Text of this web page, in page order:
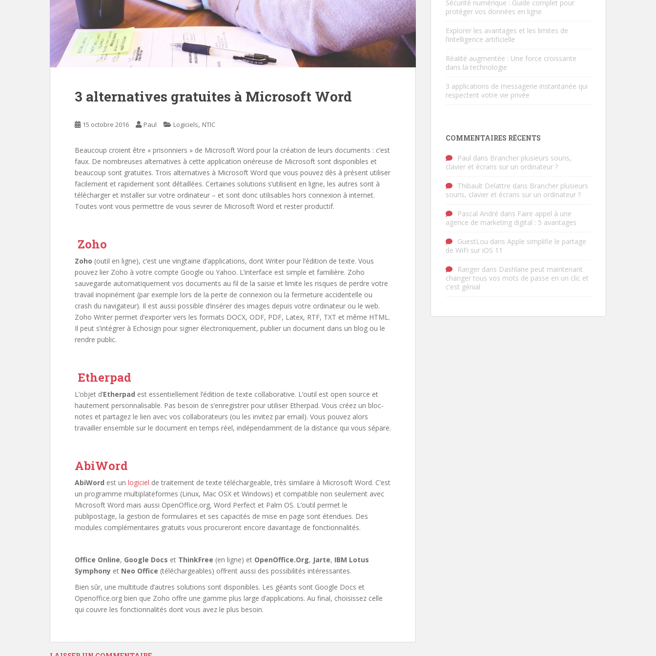
3 alternatives gratuites à Microsoft Word
15 octobre 2016 Paul Logiciels, NTIC
Beaucoup croient être « prisonniers » de Microsoft Word pour la création de leurs documents : c’est
faux. De nombreuses alternatives à cette application onéreuse de Microsoft sont disponibles et
beaucoup sont gratuites. Trois alternatives à Microsoft Word que vous pouvez dès à présent utiliser
facilement et rapidement sont détaillées. Certaines solutions s’utilisent en ligne, les autres sont à
télécharger et installer sur votre ordinateur – et sont donc utilisables hors connexion à internet.
Toutes vont vous permettre de vous sevrer de Microsoft Word et rester productif.
Zoho
Zoho (outil en ligne), c’est une vingtaine d’applications, dont Writer pour l’édition de texte. Vous
pouvez lier Zoho à votre compte Google ou Yahoo. L’interface est simple et familière. Zoho
sauvegarde automatiquement vos documents au fil de la saisie et limite les risques de perdre votre
travail inopinément (par exemple lors de la perte de connexion ou la fermeture accidentelle ou
crash du navigateur). Il est aussi possible d’insérer des images depuis votre ordinateur ou le web.
Zoho Writer permet d’exporter vers les formats DOCX, ODF, PDF, Latex, RTF, TXT et même HTML.
Il peut s’intégrer à Echosign pour signer électroniquement, publier un document dans un blog ou le
rendre public.
Etherpad
L’objet d’Etherpad est essentiellement l’édition de texte collaborative. L’outil est open source et
hautement personnalisable. Pas besoin de s’enregistrer pour utiliser Etherpad. Vous créez un bloc-
notes et partagez le lien avec vos collaborateurs (ou les invitez par email). Vous pouvez alors
travailler ensemble sur le document en temps réel, indépendamment de la distance qui vous sépare.
AbiWord
AbiWord est un logiciel de traitement de texte téléchargeable, très similaire à Microsoft Word. C’est
un programme multiplateformes (Linux, Mac OSX et Windows) et compatible non seulement avec
Microsoft Word mais aussi OpenOffice.org, Word Perfect et Palm OS. L’outil permet le
publipostage, la gestion de formulaires et ses capacités de mise en page sont étendues. Des
modules complémentaires gratuits vous procureront encore davantage de fonctionnalités.
Office Online, Google Docs et ThinkFree (en ligne) et OpenOffice.Org, Jarte, IBM Lotus
Symphony et Neo Office (téléchargeables) offrent aussi des possibilités intéressantes.
Bien sûr, une multitude d’autres solutions sont disponibles. Les géants sont Google Docs et
Openoffice.org bien que Zoho offre une gamme plus large d’applications. Au final, choisissez celle
qui couvre les fonctionnalités dont vous avez le plus besoin.
Sécurité numérique : Guide complet pour
protéger vos données en ligne
Explorer les avantages et les limites de
l’intelligence artificielle
Réalité augmentée : Une force croissante
dans la technologie
3 applications de messagerie instantanée qui
respectent votre vie privée
COMMENTAIRES RÉCENTS
Paul dans Brancher plusieurs souris,
clavier et écrans sur un ordinateur ?
Thibault Delattre dans Brancher plusieurs
souris, clavier et écrans sur un ordinateur ?
Pascal André dans Faire appel à une
agence de marketing digital : 5 avantages
GuestLou dans Apple simplifie le partage
de WiFi sur iOS 11
Ranger dans Dashlane peut maintenant
changer tous vos mots de passe en un clic et
c’est génial